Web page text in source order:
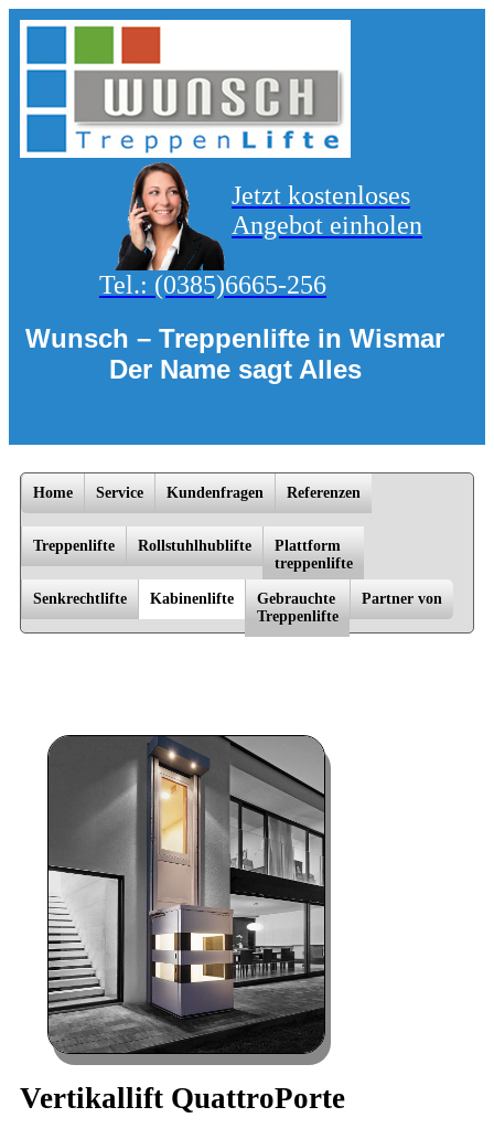
Jetzt kostenloses
Angebot einholen
Tel.: (0385)6665-256
Wunsch – Treppenlifte in Wismar
Der Name sagt Alles
Home Service Kundenfragen Referenzen
Treppenlifte Rollstuhlhublifte
Platt­form
trep­penlif­te
Senkrechtlifte Kabinenlifte
Gebrauchte
Trep­pen­lif­te
Partner von
Vertikallift QuattroPorte